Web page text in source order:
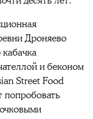
Дроняево
и беконом
Street Food